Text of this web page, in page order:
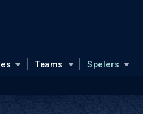
Teams Spelers